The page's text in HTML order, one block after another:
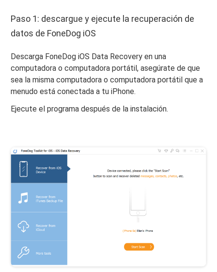
Paso 1: descargue y ejecute la recuperación de
datos de FoneDog iOS
Descarga FoneDog iOS Data Recovery en una
computadora o computadora portátil, asegúrate de que
sea la misma computadora o computadora portátil que a
menudo está conectada a tu iPhone.
Ejecute el programa después de la instalación.